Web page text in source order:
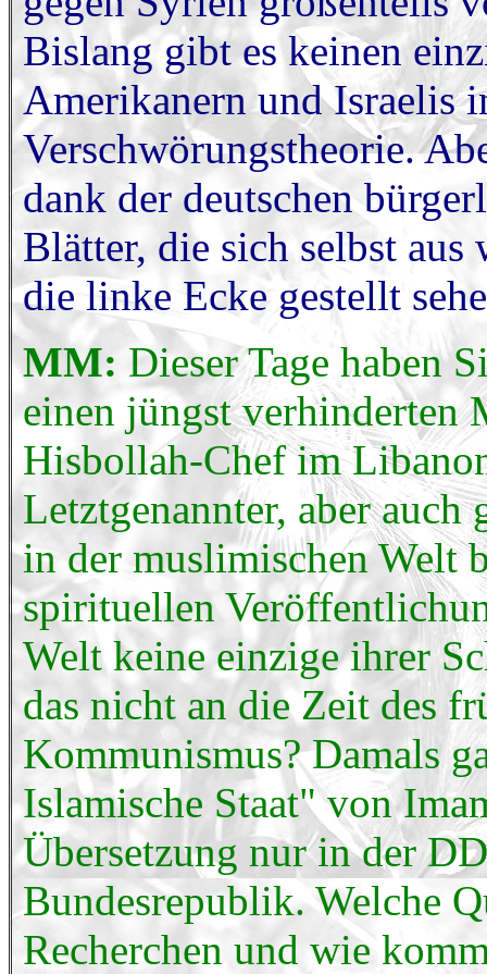
Bislang gibt es keinen
Amerikanern und Israelis
Verschwörungstheorie.
dank der deutschen
Blätter, die sich selbst
die linke Ecke gestellt
MM: Dieser Tage haben
einen jüngst verhinderten
Hisbollah-Chef im
Letztgenannter, aber
in der muslimischen Welt
spirituellen
Welt keine einzige ihrer
das nicht an die Zeit des
Kommunismus? Damals
Islamische Staat" von
Übersetzung nur in der
Bundesrepublik. Welche
Recherchen und wie